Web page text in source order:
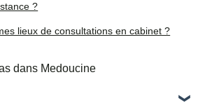
?
lieux de consultations en cabinet ?
dans Medoucine